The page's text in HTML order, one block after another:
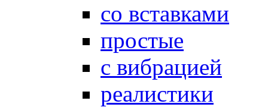
со вставками
простые
с вибрацией
реалистики